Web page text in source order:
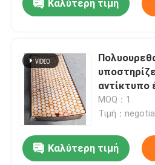
Καλύτερη τιμή
της
ανθεκτικό
MOQ：1
Τιμή：
Καλύτερη τιμή